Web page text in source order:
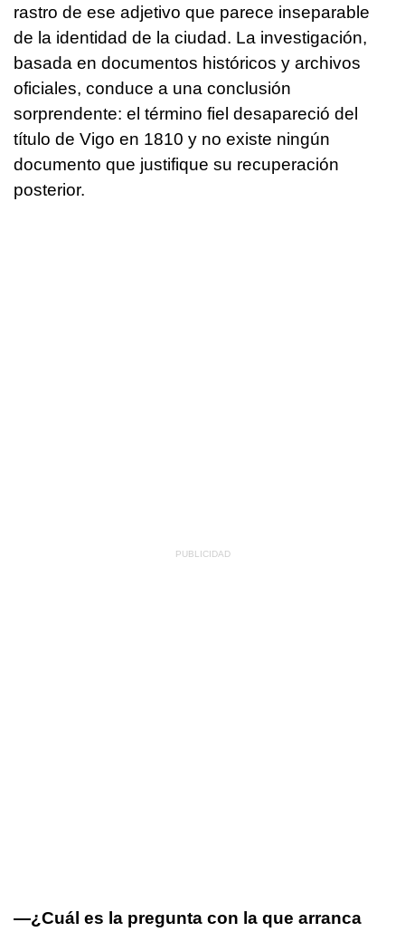
rastro de ese adjetivo que parece inseparable
de la identidad de la ciudad. La investigación,
basada en documentos históricos y archivos
oficiales, conduce a una conclusión
sorprendente: el término fiel desapareció del
título de Vigo en 1810 y no existe ningún
documento que justifique su recuperación
posterior.
—¿Cuál es la pregunta con la que arranca